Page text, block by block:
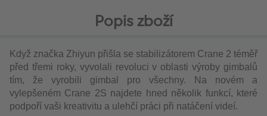
Popis zboží
Když značka Zhiyun přišla se stabilizátorem Crane 2 téměř
před třemi roky, vyvolali revoluci v oblasti výroby gimbalů
tím, že vyrobili gimbal pro všechny. Na novém a
vylepšeném Crane 2S najdete hned několik funkcí, které
podpoří vaši kreativitu a ulehčí práci při natáčení videí.